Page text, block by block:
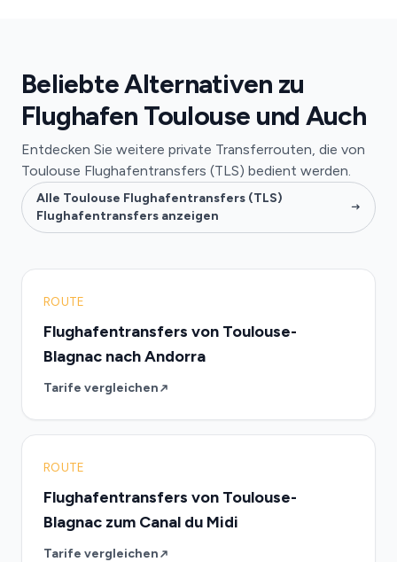
Beliebte Alternativen zu
Flughafen Toulouse und Auch
Entdecken Sie weitere private Transferrouten, die von
Toulouse Flughafentransfers (TLS) bedient werden.
Alle Toulouse Flughafentransfers (TLS)
Flughafentransfers anzeigen
ROUTE
Flughafentransfers von Toulouse-
Blagnac nach Andorra
Tarife vergleichen
ROUTE
Flughafentransfers von Toulouse-
Blagnac zum Canal du Midi
Tarife vergleichen